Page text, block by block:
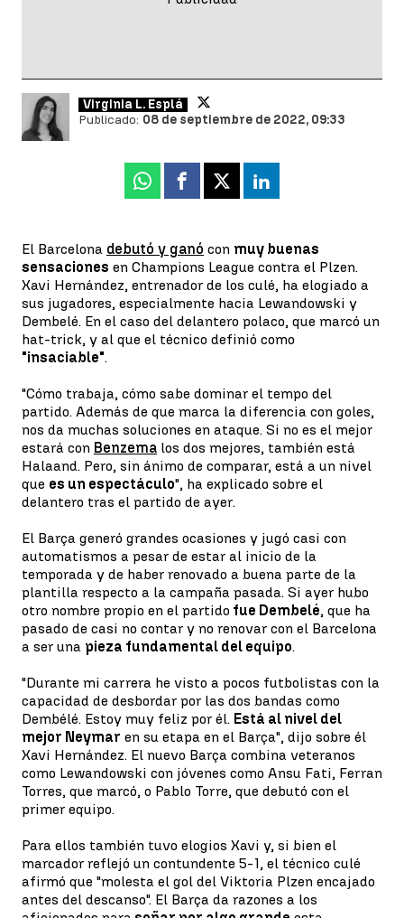
Virginia L. Esplá
Publicado: 08 de septiembre de 2022, 09:33
Whatsapp
Facebook
X Linkedin
El Barcelona debutó y ganó con muy buenas
sensaciones en Champions League contra el Plzen.
Xavi Hernández, entrenador de los culé, ha elogiado a
sus jugadores, especialmente hacia Lewandowski y
Dembelé. En el caso del delantero polaco, que marcó un
hat-trick, y al que el técnico definió como
"insaciable".
"Cómo trabaja, cómo sabe dominar el tempo del
partido. Además de que marca la diferencia con goles,
nos da muchas soluciones en ataque. Si no es el mejor
estará con Benzema los dos mejores, también está
Halaand. Pero, sin ánimo de comparar, está a un nivel
que es un espectáculo", ha explicado sobre el
delantero tras el partido de ayer.
El Barça generó grandes ocasiones y jugó casi con
automatismos a pesar de estar al inicio de la
temporada y de haber renovado a buena parte de la
plantilla respecto a la campaña pasada. Si ayer hubo
otro nombre propio en el partido fue Dembelé, que ha
pasado de casi no contar y no renovar con el Barcelona
a ser una pieza fundamental del equipo.
"Durante mi carrera he visto a pocos futbolistas con la
capacidad de desbordar por las dos bandas como
Dembélé. Estoy muy feliz por él. Está al nivel del
mejor Neymar en su etapa en el Barça", dijo sobre él
Xavi Hernández. El nuevo Barça combina veteranos
como Lewandowski con jóvenes como Ansu Fati, Ferran
Torres, que marcó, o Pablo Torre, que debutó con el
primer equipo.
Para ellos también tuvo elogios Xavi y, si bien el
marcador reflejó un contundente 5-1, el técnico culé
afirmó que "molesta el gol del Viktoria Plzen encajado
antes del descanso". El Barça da razones a los